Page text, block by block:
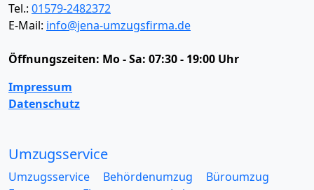
Tel.: 01579-2482372
E-Mail: info@jena-umzugsfirma.de
Öffnungszeiten: Mo - Sa: 07:30 - 19:00 Uhr
Impressum
Datenschutz
Umzugsservice
Umzugsservice Behördenumzug
Büroumzug